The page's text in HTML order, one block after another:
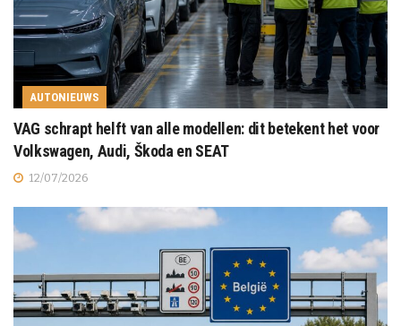
AUTONIEUWS
VAG schrapt helft van alle modellen: dit betekent het voor
Volkswagen, Audi, Škoda en SEAT
12/07/2026